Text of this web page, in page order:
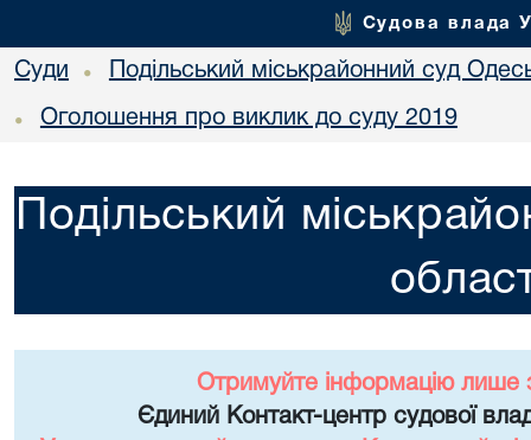
Судова влада
Суди • Подільський міськрайонний суд
• Оголошення про виклик до суду 2019
Подільський
Отримуйте інформацію лише
Єдиний Контакт-центр судової